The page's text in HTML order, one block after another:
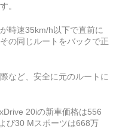
。
時速35km/h以下で直前に
の同じルートをバックで正
など、安全に元のルートに
20iの新車価格は556
び30 Mスポーツは668万